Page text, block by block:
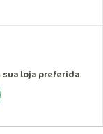
loja preferida